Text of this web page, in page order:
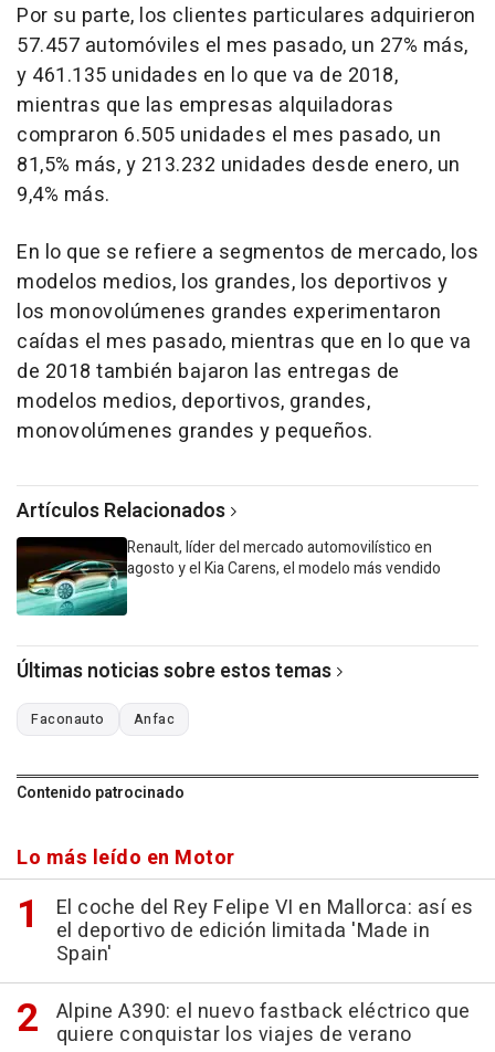
Por su parte, los clientes particulares adquirieron
57.457 automóviles el mes pasado, un 27% más,
y 461.135 unidades en lo que va de 2018,
mientras que las empresas alquiladoras
compraron 6.505 unidades el mes pasado, un
81,5% más, y 213.232 unidades desde enero, un
9,4% más.
En lo que se refiere a segmentos de mercado, los
modelos medios, los grandes, los deportivos y
los monovolúmenes grandes experimentaron
caídas el mes pasado, mientras que en lo que va
de 2018 también bajaron las entregas de
modelos medios, deportivos, grandes,
monovolúmenes grandes y pequeños.
Artículos Relacionados
Renault, líder del mercado automovilístico en
agosto y el Kia Carens, el modelo más vendido
Últimas noticias sobre estos temas
Faconauto Anfac
Contenido patrocinado
Lo más leído en Motor
El coche del Rey Felipe VI en Mallorca: así es
el deportivo de edición limitada 'Made in
Spain'
Alpine A390: el nuevo fastback eléctrico que
quiere conquistar los viajes de verano